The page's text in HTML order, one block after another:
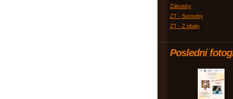
Zákusky
ZT - Suroviny
ZT - Z obaly
Poslední